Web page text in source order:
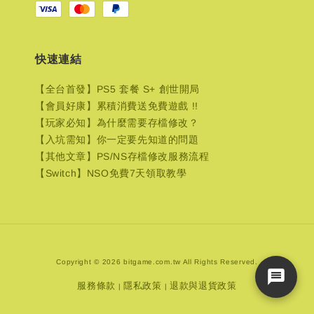
快速連結
【全台首發】PS5 套餐 S+ 創世開局
【會員好康】累積消費送免費遊戲 !!
【玩家必知】為什麼需要存檔修改？
【入坑需知】你一定要先知道的問題
【其他文章】PS/NS存檔修改服務流程
【Switch】NSO免費7天領取教學
Copyright © 2026 bitgame.com.tw All Rights Reserved.
服務條款 | 隱私政策 | 退款與退貨政策